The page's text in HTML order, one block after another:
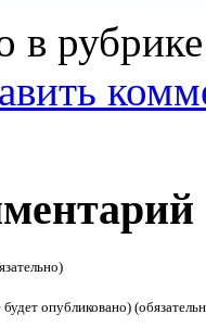
в
опубликовано)